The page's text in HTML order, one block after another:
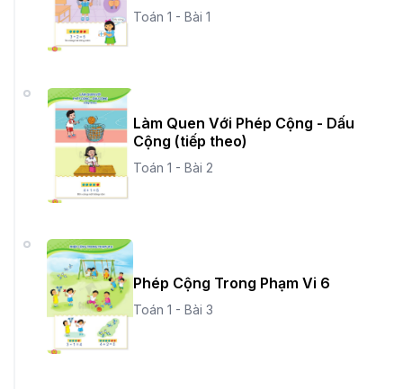
Toán 1 - Bài 1
Làm Quen Với Phép Cộng - Dấu
Cộng (tiếp theo)
Toán 1 - Bài 2
Phép Cộng Trong Phạm Vi 6
Toán 1 - Bài 3